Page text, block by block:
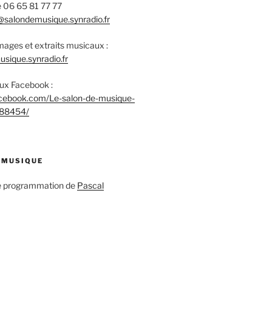
06 65 81 77 77
et extraits musicaux :
Facebook :
Le-salon-de-musique-
programmation de Pascal